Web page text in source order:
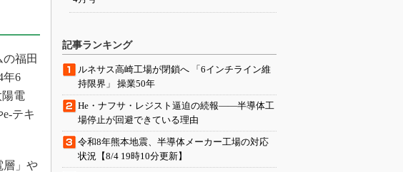
福田
年6
電
テキ
層」や
記事ランキング
ルネサス高崎工場が閉鎖へ 「6インチライン維
持限界」 操業50年
He・ナフサ・レジスト逼迫の続報――半導体工
場停止が回避できている理由
令和8年熊本地震、半導体メーカー工場の対応
状況【8/4 19時10分更新】